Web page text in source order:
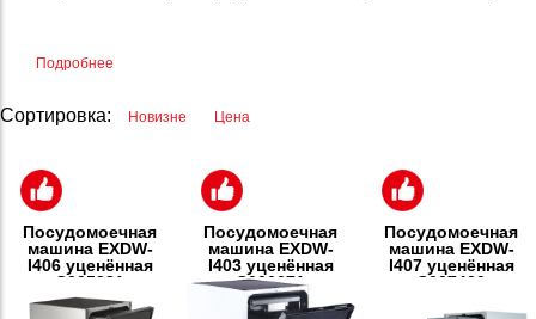
Подробнее
Сортировка: Новизне Цена
Посудомоечная
машина EXDW-
I406 уценённая
С005981
Посудомоечная
машина EXDW-
I403 уценённая
С006671
Посудомоечная
машина EXDW-
I407 уценённая
С007400